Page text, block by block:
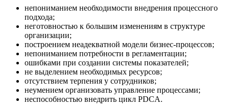
непониманием необходимости внедрения процессного
подхода;
неготовностью к большим изменениям в структуре
организации;
построением неадекватной модели бизнес-процессов;
непониманием потребности в регламентации;
ошибками при создании системы показателей;
не выделением необходимых ресурсов;
отсутствием терпения у сотрудников;
неумением организовать управление процессами;
неспособностью внедрить цикл PDCA.